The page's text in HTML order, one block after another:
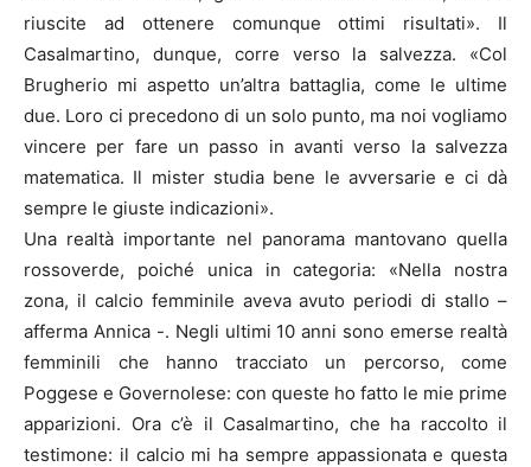
riuscite ad ottenere comunque ottimi risultati». Il
Casalmartino, dunque, corre verso la salvezza. «Col
Brugherio mi aspetto un’altra battaglia, come le ultime
due. Loro ci precedono di un solo punto, ma noi vogliamo
vincere per fare un passo in avanti verso la salvezza
matematica. Il mister studia bene le avversarie e ci dà
sempre le giuste indicazioni».
Una realtà importante nel panorama mantovano quella
rossoverde, poiché unica in categoria: «Nella nostra
zona, il calcio femminile aveva avuto periodi di stallo –
afferma Annica -. Negli ultimi 10 anni sono emerse realtà
femminili che hanno tracciato un percorso, come
Poggese e Governolese: con queste ho fatto le mie prime
apparizioni. Ora c’è il Casalmartino, che ha raccolto il
testimone: il calcio mi ha sempre appassionata e questa